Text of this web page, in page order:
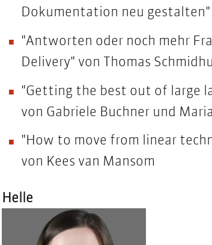
Dokumentation neu
"Antworten oder noch mehr
Delivery" von Thomas
"Getting the best out of large
von Gabriele Buchner und
"How to move from linear
von Kees van Mansom
Helle